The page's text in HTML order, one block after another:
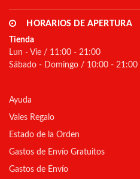
HORARIOS DE APERTURA
Tienda
Lun - Vie / 11:00 - 21:00
Sábado - Domingo / 10:00 - 21:00
Ayuda
Vales Regalo
Estado de la Orden
Gastos de Envío Gratuitos
Gastos de Envío